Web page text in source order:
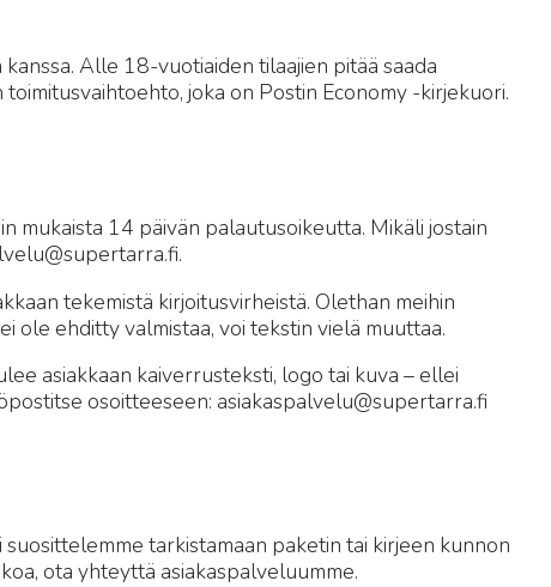
Alle 18-vuotiaiden tilaajien pitää saada
joka on Postin Economy -kirjekuori.
mukaista 14 päivän palautusoikeutta. Mikäli jostain
tekemistä kirjoitusvirheistä. Olethan meihin
ole ehditty valmistaa, voi tekstin vielä muuttaa.
asiakkaan kaiverrusteksti, logo tai kuva – ellei
osoitteeseen: asiakaspalvelu@supertarra.fi
tarkistamaan paketin tai kirjeen kunnon
ota yhteyttä asiakaspalveluumme.